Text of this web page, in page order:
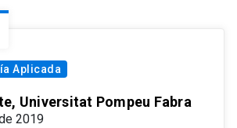
Aplicada
Universitat Pompeu Fabra
2019